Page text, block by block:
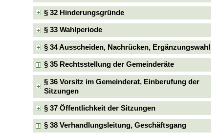
§ 32 Hinderungsgründe
§ 33 Wahlperiode
§ 34 Ausscheiden, Nachrücken, Ergänzungswahl
§ 35 Rechtsstellung der Gemeinderäte
§ 36 Vorsitz im Gemeinderat, Einberufung der
Sitzungen
§ 37 Öffentlichkeit der Sitzungen
§ 38 Verhandlungsleitung, Geschäftsgang